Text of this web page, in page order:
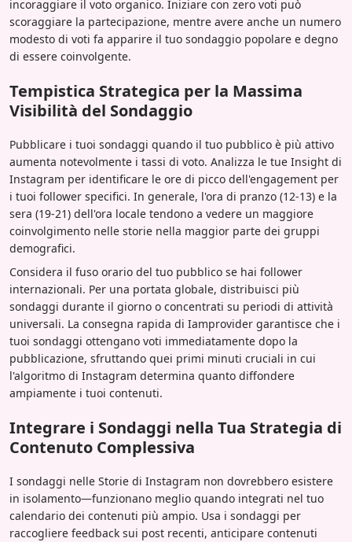
incoraggiare il voto organico. Iniziare con zero voti può
scoraggiare la partecipazione, mentre avere anche un numero
modesto di voti fa apparire il tuo sondaggio popolare e degno
di essere coinvolgente.
Tempistica Strategica per la Massima
Visibilità del Sondaggio
Pubblicare i tuoi sondaggi quando il tuo pubblico è più attivo
aumenta notevolmente i tassi di voto. Analizza le tue Insight di
Instagram per identificare le ore di picco dell'engagement per
i tuoi follower specifici. In generale, l'ora di pranzo (12-13) e la
sera (19-21) dell'ora locale tendono a vedere un maggiore
coinvolgimento nelle storie nella maggior parte dei gruppi
demografici.
Considera il fuso orario del tuo pubblico se hai follower
internazionali. Per una portata globale, distribuisci più
sondaggi durante il giorno o concentrati su periodi di attività
universali. La consegna rapida di Iamprovider garantisce che i
tuoi sondaggi ottengano voti immediatamente dopo la
pubblicazione, sfruttando quei primi minuti cruciali in cui
l'algoritmo di Instagram determina quanto diffondere
ampiamente i tuoi contenuti.
Integrare i Sondaggi nella Tua Strategia di
Contenuto Complessiva
I sondaggi nelle Storie di Instagram non dovrebbero esistere
in isolamento—funzionano meglio quando integrati nel tuo
calendario dei contenuti più ampio. Usa i sondaggi per
raccogliere feedback sui post recenti, anticipare contenuti